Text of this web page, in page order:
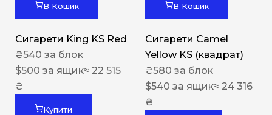
В Кошик
Сигарети King KS Red
₴540 за блок
$500 за ящик≈ 22 515
₴
Купити
В Кошик
Сигарети Camel
Yellow KS (квадрат)
₴580 за блок
$540 за ящик≈ 24 316
₴